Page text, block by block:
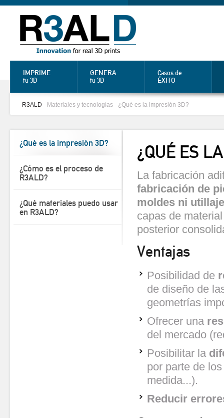
IMPRIME
tu 3D
GENERA
tu 3D
Casos de
ÉXITO
R3ALD Materiales y tecnologías ¿Qué es la impresión 3D?
¿Qué es la impresión 3D?
¿Cómo es el proceso de
R3ALD?
¿Qué materiales puedo usar
en R3ALD?
¿QUÉ ES
La fabricación
fabricación de
moldes ni
capas de
posterior
Ventajas
Posibilidad de
de diseño de
geometrías
Ofrecer una
del mercado
Posibilitar la
por parte de
medida...).
Reducir